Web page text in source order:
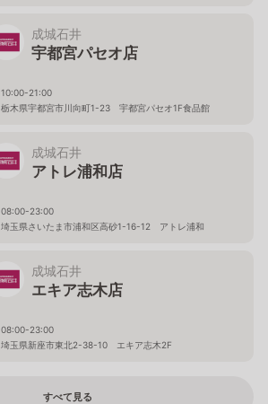
成城石井
宇都宮パセオ店
10:00-21:00
栃木県宇都宮市川向町1-23 宇都宮パセオ1F食品館
成城石井
アトレ浦和店
08:00-23:00
埼玉県さいたま市浦和区高砂1-16-12 アトレ浦和
成城石井
エキア志木店
08:00-23:00
埼玉県新座市東北2-38-10 エキア志木2F
すべて見る